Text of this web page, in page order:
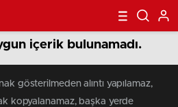
içerik bulunamadı.
gösterilmeden alıntı yapılamaz,
kopyalanamaz, başka yerde